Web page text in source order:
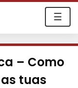
☰
– Como
tuas